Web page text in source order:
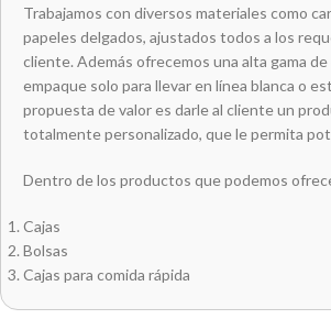
Trabajamos con diversos materiales como
papeles delgados, ajustados todos a los
cliente. Además ofrecemos una alta gama
empaque solo para llevar en línea blanca o
propuesta de valor es darle al cliente un
totalmente personalizado, que le permita
Dentro de los productos que podemos
Cajas
Bolsas
Cajas para comida rápida